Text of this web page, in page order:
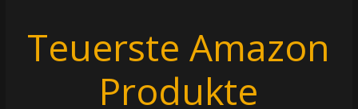
Teuerste Amazon
Produkte